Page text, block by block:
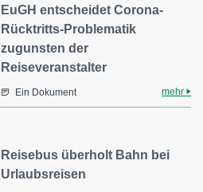
EuGH entscheidet Corona-
Rücktritts-Problematik
zugunsten der
Reiseveranstalter
Ein Dokument mehr
Reisebus überholt Bahn bei
Urlaubsreisen